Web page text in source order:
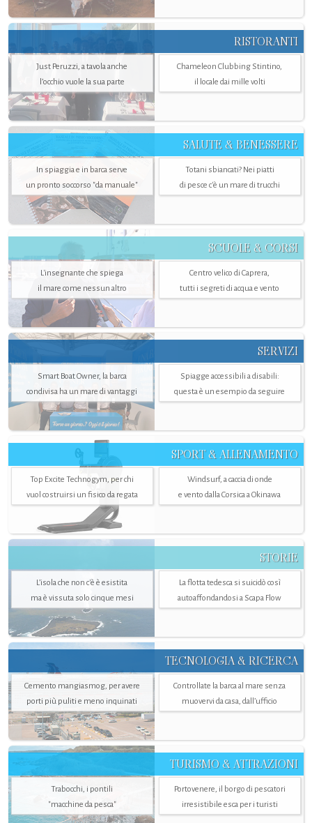
RISTORANTI
Just Peruzzi, a tavola anche
l’occhio vuole la sua parte
Chameleon Clubbing Stintino,
il locale dai mille volti
SALUTE & BENESSERE
In spiaggia e in barca serve
un pronto soccorso "da manuale"
Totani sbiancati? Nei piatti
di pesce c'è un mare di trucchi
SCUOLE & CORSI
L'insegnante che spiega
il mare come nessun altro
Centro velico di Caprera,
tutti i segreti di acqua e vento
SERVIZI
Smart Boat Owner, la barca
condivisa ha un mare di vantaggi
Spiagge accessibili a disabili:
questa è un esempio da seguire
SPORT & ALLENAMENTO
Top Excite Technogym, per chi
vuol costruirsi un fisico da regata
Windsurf, a caccia di onde
e vento dalla Corsica a Okinawa
STORIE
L’isola che non c'è è esistita
ma è vissuta solo cinque mesi
La flotta tedesca si suicidò così
autoaffondandosi a Scapa Flow
TECNOLOGIA & RICERCA
Cemento mangiasmog, per avere
porti più puliti e meno inquinati
Controllate la barca al mare senza
muovervi da casa, dall’ufficio
TURISMO & ATTRAZIONI
Trabocchi, i pontili
"macchine da pesca"
Portovenere, il borgo di pescatori
irresistibile esca per i turisti